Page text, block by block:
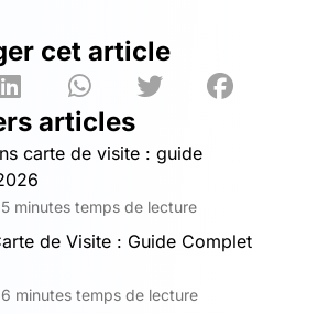
cet article
articles
carte de visite : guide
minutes temps de lecture
de Visite : Guide Complet
minutes temps de lecture